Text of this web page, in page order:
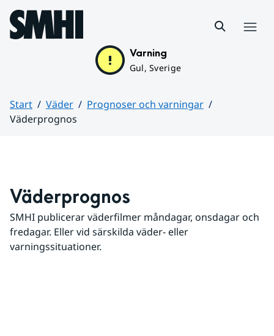
Hoppa till sidans innehåll
Varning
Gul, Sverige
Start Väder
Prognoser och varningar
Väderprognos
Väderprognos
SMHI publicerar väderfilmer måndagar, onsdagar och
fredagar. Eller vid särskilda väder- eller
varningssituationer.